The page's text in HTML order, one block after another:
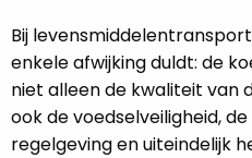
Bij
enkele afwijking duldt: de
niet alleen de kwaliteit van
ook de voedselveiligheid,
regelgeving en uiteindelijk